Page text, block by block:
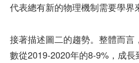
代表總有新的物理機制需要學界
接著描述圖二的趨勢。整體而言
數從2019-2020年的8-9%，成長